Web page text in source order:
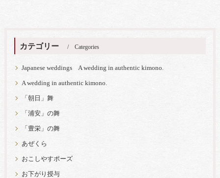
カテゴリー Categories
Japanese weddings A wedding in authentic kimono.
A wedding in authentic kimono.
「朝日」舞
「浦安」の舞
「豊栄」の舞
あぜくら
おこしやすポーズ
お下がり授与